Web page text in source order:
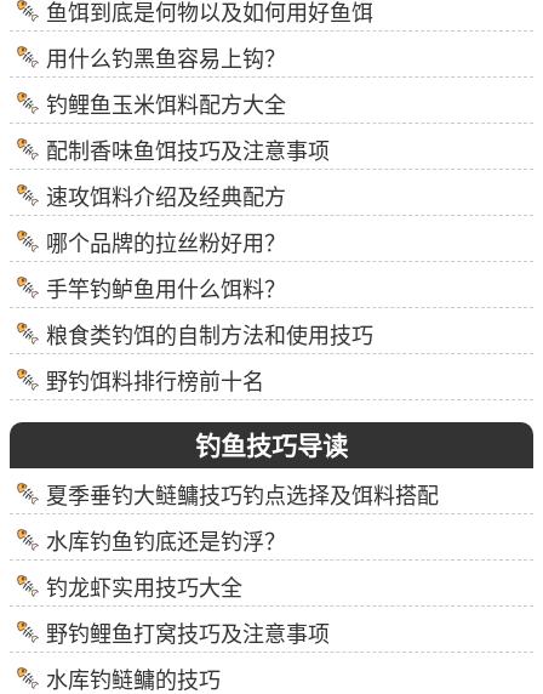
鱼饵到底是何物以及如何用好鱼饵
用什么钓黑鱼容易上钩？
钓鲤鱼玉米饵料配方大全
配制香味鱼饵技巧及注意事项
速攻饵料介绍及经典配方
哪个品牌的拉丝粉好用？
手竿钓鲈鱼用什么饵料？
粮食类钓饵的自制方法和使用技巧
野钓饵料排行榜前十名
钓鱼技巧导读
夏季垂钓大鲢鳙技巧钓点选择及饵料搭配
水库钓鱼钓底还是钓浮？
钓龙虾实用技巧大全
野钓鲤鱼打窝技巧及注意事项
水库钓鲢鳙的技巧